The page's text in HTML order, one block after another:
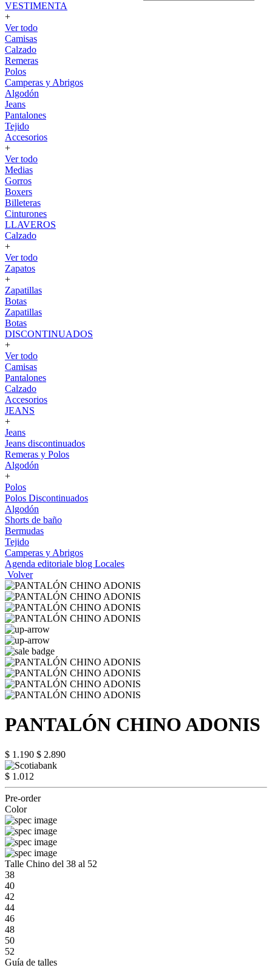
VESTIMENTA
+
Ver todo
Camisas
Calzado
Remeras
Polos
Camperas y Abrigos
Algodón
Jeans
Pantalones
Tejido
Accesorios
+
Ver todo
Medias
Gorros
Boxers
Billeteras
Cinturones
LLAVEROS
Calzado
+
Ver todo
Zapatos
+
Zapatillas
Botas
Zapatillas
Botas
DISCONTINUADOS
+
Ver todo
Camisas
Pantalones
Calzado
Accesorios
JEANS
+
Jeans
Jeans discontinuados
Remeras y Polos
Algodón
+
Polos
Polos Discontinuados
Algodón
Shorts de baño
Bermudas
Tejido
Camperas y Abrigos
Agenda editoriale blog Locales
Volver
PANTALÓN CHINO ADONIS
$ 1.190 $ 2.890
$ 1.012
Pre-order
Color
Talle Chino del 38 al 52
38
40
42
44
46
48
50
52
Guía de talles